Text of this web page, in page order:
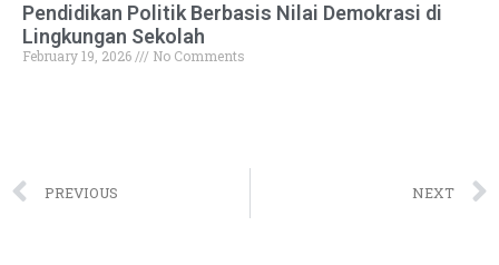
Pendidikan Politik Berbasis Nilai Demokrasi di
Lingkungan Sekolah
February 19, 2026 No Comments
PREVIOUS NEXT